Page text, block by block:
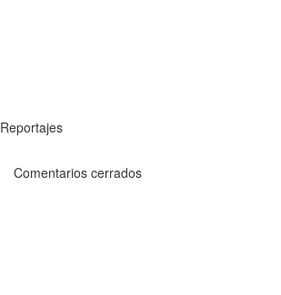
Reportajes
Comentarios cerrados